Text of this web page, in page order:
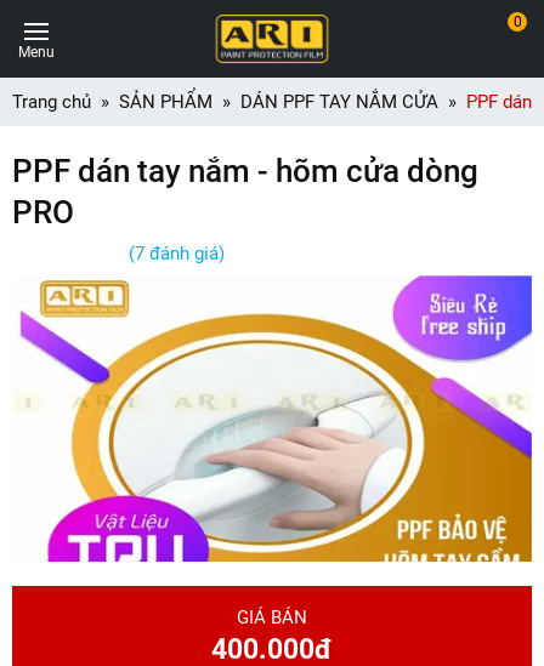
Menu
0
Trang chủ SẢN PHẨM DÁN PPF TAY NẮM CỬA PPF dán
PPF dán tay nắm - hõm cửa dòng
PRO
(7 đánh giá)
GIÁ BÁN
400.000đ